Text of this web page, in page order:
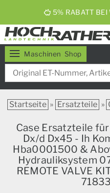
5% RABATT BEI
Maschinen Shop
Startseite » Ersatzteile »
Case Ersatzteile
Dx/d Dx45 - Ih
Hba0001500 &
Hydrauliksystem
REMOTE VALVE